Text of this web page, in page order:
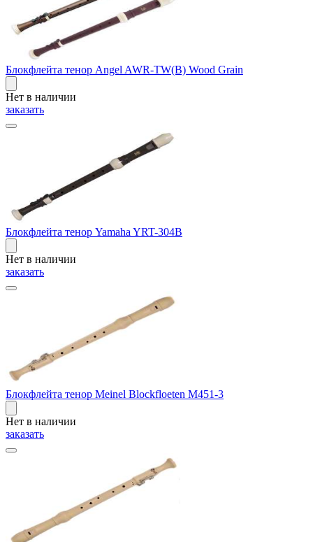
Блокфлейта тенор Angel AWR-TW(B) Wood Grain
Нет в наличии
заказать
Блокфлейта тенор Yamaha YRT-304B
Нет в наличии
заказать
Блокфлейта тенор Meinel Blockfloeten M451-3
Нет в наличии
заказать